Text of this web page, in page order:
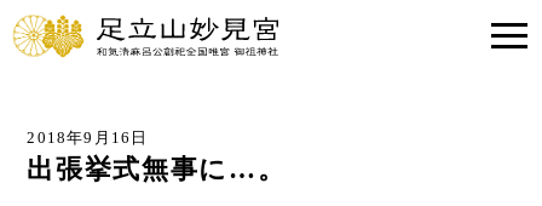
2018年9月16日
出張挙式無事に…。